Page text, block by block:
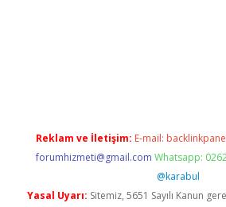
Reklam ve İletişim: E-mail:
forumhizmeti@gmail.com Whatsapp:
@karabul
Yasal Uyarı: Sitemiz, 5651 Sayılı Kanun